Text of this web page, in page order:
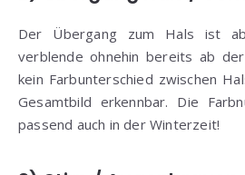
Der Übergang zum Hals ist
verblende ohnehin bereits ab
kein Farbunterschied zwischen
Gesamtbild erkennbar. Die
passend auch in der Winterzeit!